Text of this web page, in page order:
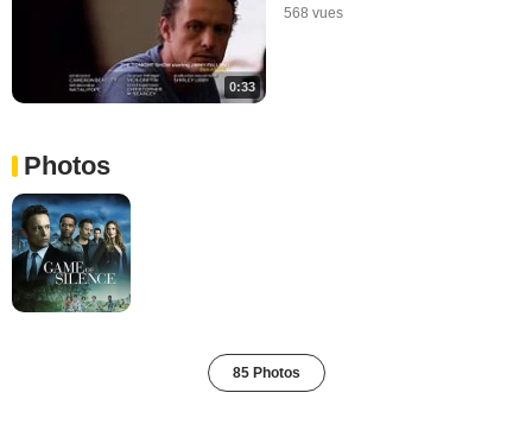
0:33
568 vues
Photos
85 Photos